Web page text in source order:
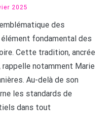
2025
des
fondamental des
Cette tradition, ancrée
notamment Marie
Au-delà de son
les standards de
dans tout